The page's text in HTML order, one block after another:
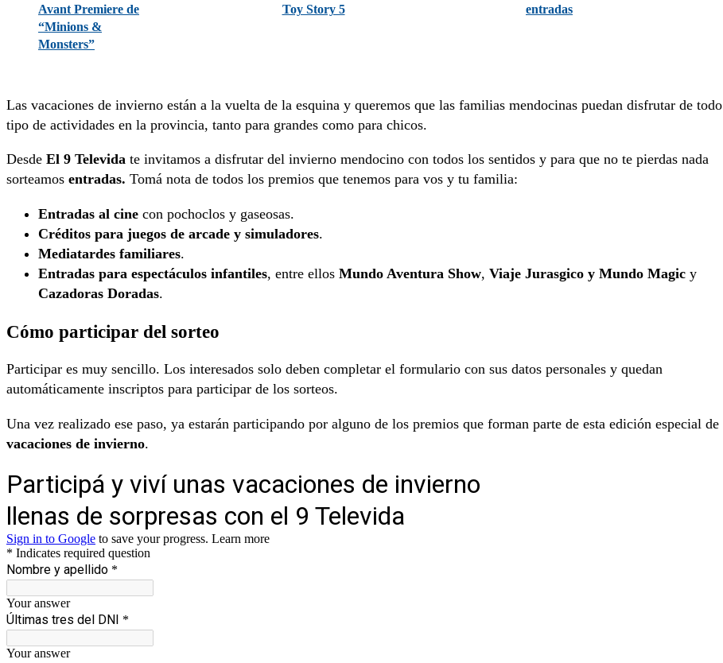
Avant Premiere de
“Minions &
Monsters”
Toy Story 5
entradas
Las vacaciones de invierno están a la vuelta de la esquina y queremos que las familias mendocinas puedan disfrutar de todo
tipo de actividades en la provincia, tanto para grandes como para chicos.
Desde El 9 Televida te invitamos a disfrutar del invierno mendocino con todos los sentidos y para que no te pierdas nada
sorteamos entradas. Tomá nota de todos los premios que tenemos para vos y tu familia:
Entradas al cine con pochoclos y gaseosas.
Créditos para juegos de arcade y simuladores.
Mediatardes familiares.
Entradas para espectáculos infantiles, entre ellos Mundo Aventura Show, Viaje Jurasgico y Mundo Magic y
Cazadoras Doradas.
Cómo participar del sorteo
Participar es muy sencillo. Los interesados solo deben completar el formulario con sus datos personales y quedan
automáticamente inscriptos para participar de los sorteos.
Una vez realizado ese paso, ya estarán participando por alguno de los premios que forman parte de esta edición especial de
vacaciones de invierno.